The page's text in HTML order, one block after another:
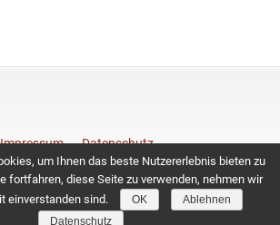
Impressum Datenschutz
© 2026 Coiffeurteam
um Ihnen das beste Nutzererlebnis bieten zu
fortfahren, diese Seite zu verwenden, nehmen wir
einverstanden sind.
OK
Ablehnen
Datenschutz